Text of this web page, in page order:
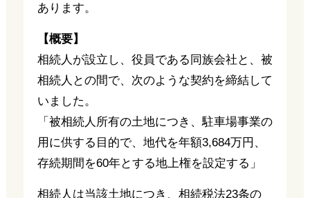
あります。
【概要】
相続人が設立し、役員である同族会社と、被
相続人との間で、次のような契約を締結して
いました。
「被相続人所有の土地につき、駐車場事業の
用に供する目的で、地代を年額3,684万円、
存続期間を60年とする地上権を設定する」
相続人は当該土地につき、相続税法23条の